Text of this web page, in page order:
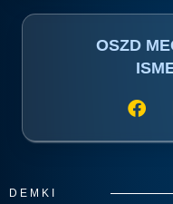
OSZD
DEMKI